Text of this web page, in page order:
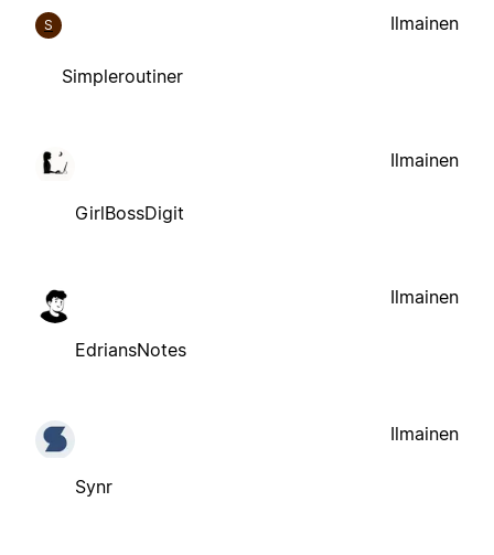
S
Simpleroutiner
Ilmainen
GirlBossDigit
Ilmainen
EdriansNotes
Ilmainen
Synr
Ilmainen